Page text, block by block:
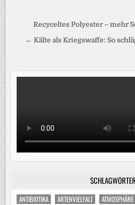
Beitragsnavigation
Recyceltes Polyester – mehr
← Kälte als Kriegswaffe: So
SCHLAGWÖRTER
ANTIBIOTIKA ARTENVIELFALT ATMOSPHÄRE